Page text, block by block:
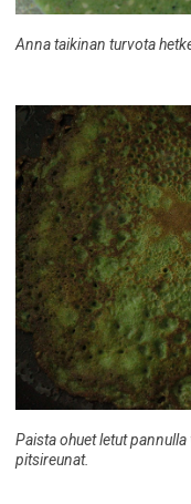
Anna taikinan turvota
Paista ohuet letut
pitsireunat.